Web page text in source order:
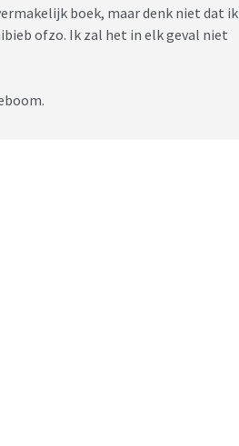
boek, maar denk niet dat ik
ofzo. Ik zal het in elk geval niet